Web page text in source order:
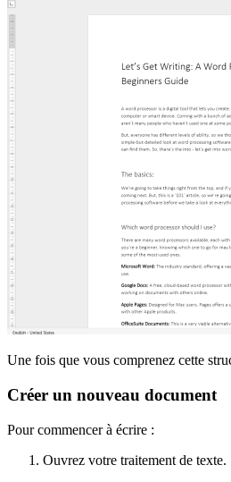
Une fois que vous comprenez cette
Créer un nouveau document
Pour commencer à écrire :
Ouvrez votre traitement de texte.